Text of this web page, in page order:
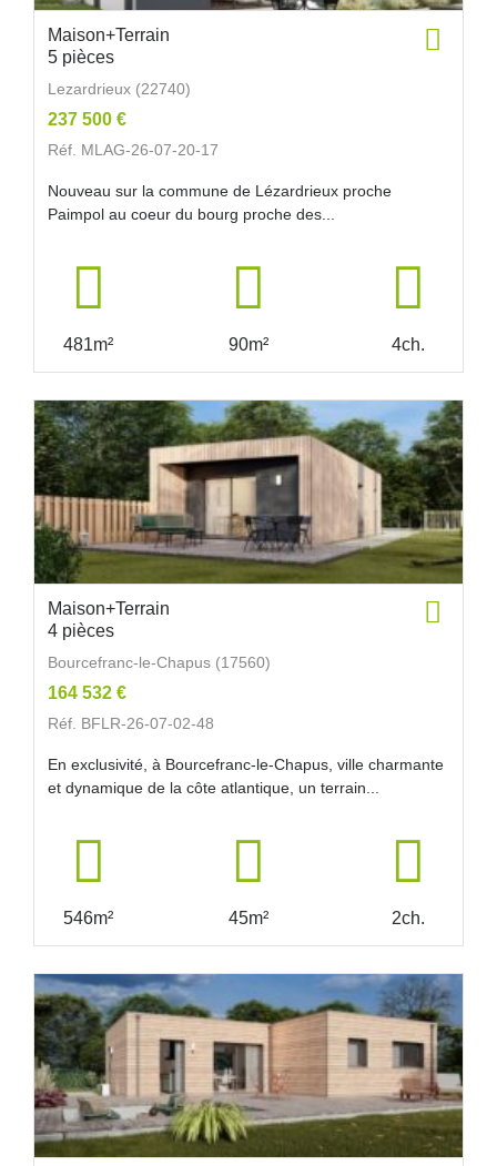
Maison+Terrain
5 pièces
Lezardrieux (22740)
237 500 €
Réf. MLAG-26-07-20-17
Nouveau sur la commune de Lézardrieux proche
Paimpol au coeur du bourg proche des...
481m² 90m² 4ch.
Maison+Terrain
4 pièces
Bourcefranc-le-Chapus (17560)
164 532 €
Réf. BFLR-26-07-02-48
En exclusivité, à Bourcefranc-le-Chapus, ville charmante
et dynamique de la côte atlantique, un terrain...
546m² 45m² 2ch.